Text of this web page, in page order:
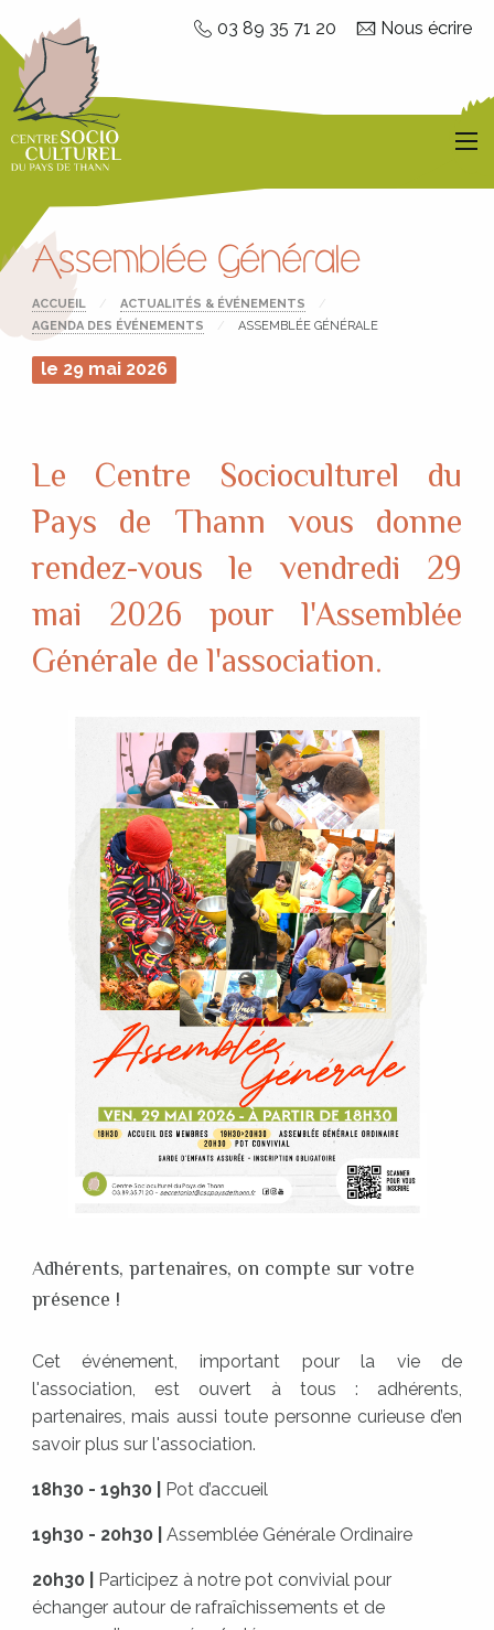
Aller directement à la navigation
Aller directement au contenu
03 89 35 71 20 Nous écrire
Assemblée Générale
ACCUEIL
ACTUALITÉS & ÉVÉNEMENTS
AGENDA DES ÉVÉNEMENTS
CURRENT:
ASSEMBLÉE GÉNÉRALE
le 29 mai 2026
Le Centre Socioculturel du
Pays de Thann vous donne
rendez-vous le vendredi 29
mai 2026 pour l'Assemblée
Générale de l'association.
Adhérents, partenaires, on compte sur votre
présence !
Cet événement, important pour la vie de
l'association, est ouvert à tous : adhérents,
partenaires, mais aussi toute personne curieuse d’en
savoir plus sur l'association.
18h30 - 19h30 | Pot d’accueil
19h30 - 20h30 | Assemblée Générale Ordinaire
20h30 |
Participez à notre pot convivial pour
échanger autour de rafraîchissements et de